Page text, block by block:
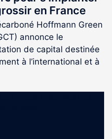
en France
Hoffmann Green
annonce le
de capital destinée
à l’international et à